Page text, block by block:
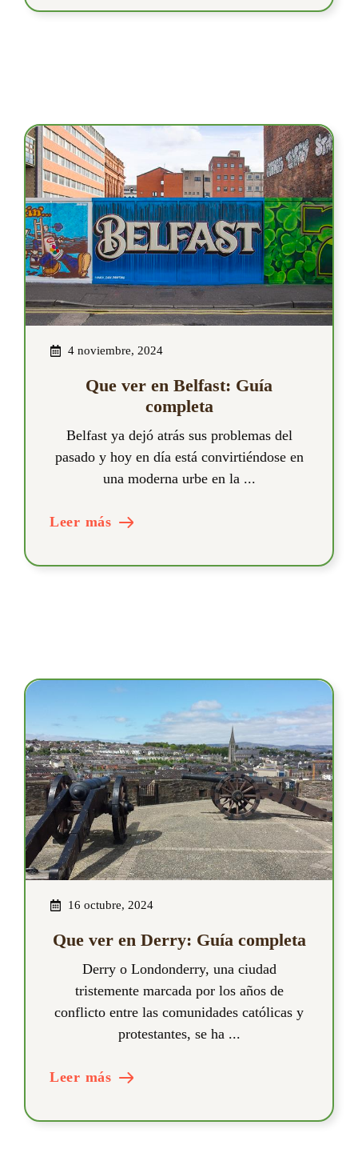
4 noviembre, 2024
Que ver en Belfast: Guía
completa
Belfast ya dejó atrás sus problemas del
pasado y hoy en día está convirtiéndose en
una moderna urbe en la ...
Leer más
16 octubre, 2024
Que ver en Derry: Guía completa
Derry o Londonderry, una ciudad
tristemente marcada por los años de
conflicto entre las comunidades católicas y
protestantes, se ha ...
Leer más